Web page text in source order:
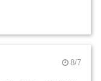
8/7